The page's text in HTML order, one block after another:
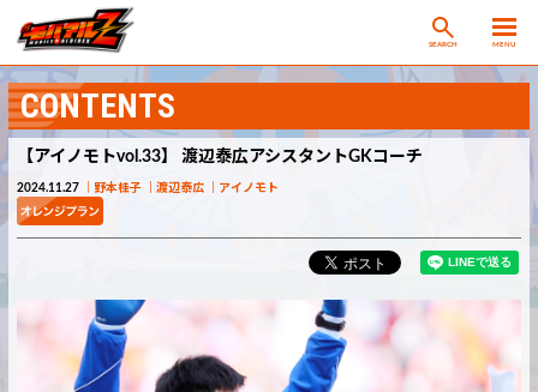
SEARCH MENU
CONTENTS
【アイノモトvol.33】 渡辺泰広アシスタントGKコーチ
2024.11.27 野本桂子 渡辺泰広 アイノモト